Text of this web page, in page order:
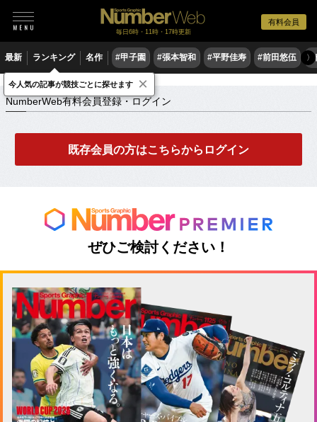
有料会員
毎日6時・11時・17時更新
最新 ランキング 名作 #甲子園 #張本智和 #平野佳寿 #前田悠伍 #
〉
NumberWeb有料会員登録・ログイン
NumberWeb有料会員登録・ログイン
既存会員の方はこちらからログイン
ぜひご検討ください！
今人気の記事が競技ごとに探せます ×